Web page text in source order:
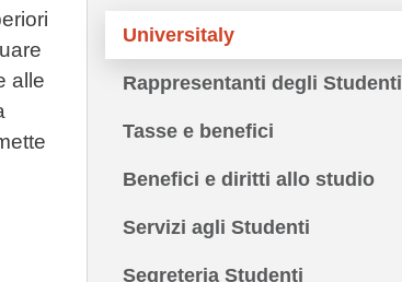
alle
Universitaly
Rappresentanti degli Studenti
Tasse e benefici
Benefici e diritti allo studio
Servizi agli Studenti
Segreteria Studenti